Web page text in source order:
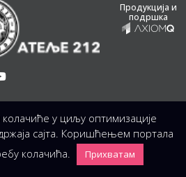
11103 Београд, Србија
администрација, рачуноводство, техника)
|office@atelje212.rs
Продукција и
подршка
Позориште Атеља 212
у циљу оптимизације
сајта. Коришћењем портала
колачића.
Прихватам